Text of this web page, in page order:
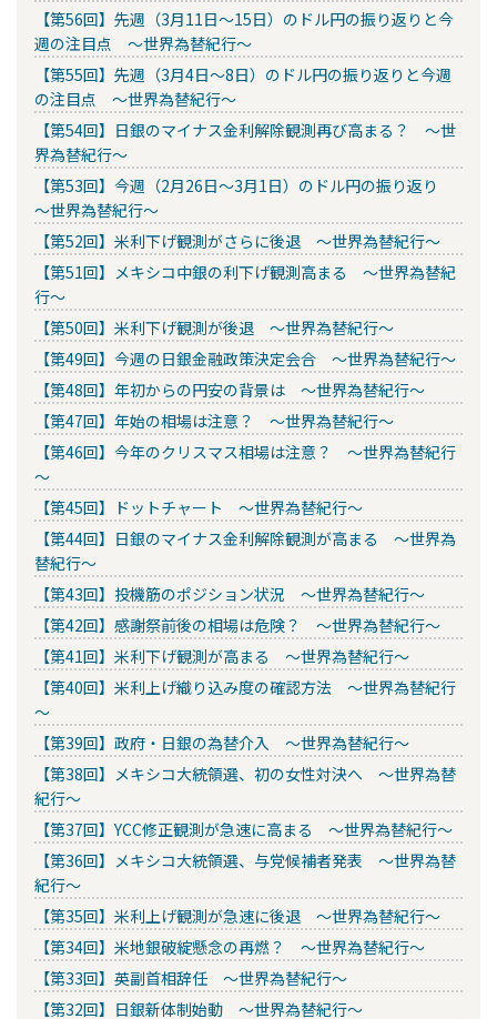
【第56回】先週（3月11日～15日）のドル円の振り返りと今
週の注目点 ～世界為替紀行～
【第55回】先週（3月4日～8日）のドル円の振り返りと今週
の注目点 ～世界為替紀行～
【第54回】日銀のマイナス金利解除観測再び高まる？ ～世
界為替紀行～
【第53回】今週（2月26日～3月1日）のドル円の振り返り
～世界為替紀行～
【第52回】米利下げ観測がさらに後退 ～世界為替紀行～
【第51回】メキシコ中銀の利下げ観測高まる ～世界為替紀
行～
【第50回】米利下げ観測が後退 ～世界為替紀行～
【第49回】今週の日銀金融政策決定会合 ～世界為替紀行～
【第48回】年初からの円安の背景は ～世界為替紀行～
【第47回】年始の相場は注意？ ～世界為替紀行～
【第46回】今年のクリスマス相場は注意？ ～世界為替紀行
～
【第45回】ドットチャート ～世界為替紀行～
【第44回】日銀のマイナス金利解除観測が高まる ～世界為
替紀行～
【第43回】投機筋のポジション状況 ～世界為替紀行～
【第42回】感謝祭前後の相場は危険？ ～世界為替紀行～
【第41回】米利下げ観測が高まる ～世界為替紀行～
【第40回】米利上げ織り込み度の確認方法 ～世界為替紀行
～
【第39回】政府・日銀の為替介入 ～世界為替紀行～
【第38回】メキシコ大統領選、初の女性対決へ ～世界為替
紀行～
【第37回】YCC修正観測が急速に高まる ～世界為替紀行～
【第36回】メキシコ大統領選、与党候補者発表 ～世界為替
紀行～
【第35回】米利上げ観測が急速に後退 ～世界為替紀行～
【第34回】米地銀破綻懸念の再燃？ ～世界為替紀行～
【第33回】英副首相辞任 ～世界為替紀行～
【第32回】日銀新体制始動 ～世界為替紀行～